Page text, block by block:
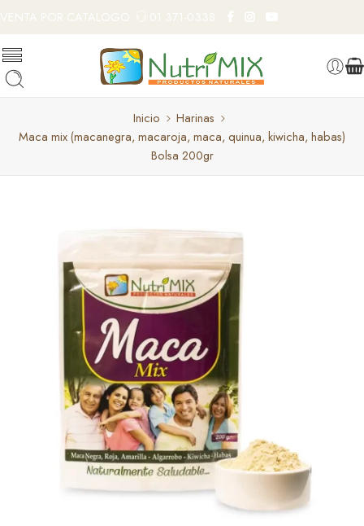
Inicio
Harinas
Maca mix (macanegra, macaroja, maca, quinua, kiwicha, habas)
Bolsa 200gr